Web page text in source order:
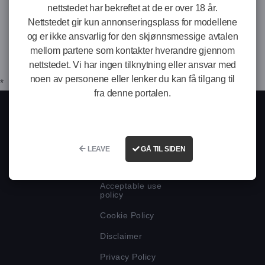
eskorte-jenter.comcontact form or send an email to
contact@wkads.com
This document was last updated on April 20, 2021
*
RESTRICTED TO ADULTS
Acceptable use
policy
Cookie Policy
Disclaimer
Privacy Policy
nettstedet har bekreftet at de er over 18 år.
Nettstedet gir kun annonseringsplass for modellene
og er ikke ansvarlig for den skjønnsmessige avtalen
mellom partene som kontakter hverandre gjennom
nettstedet. Vi har ingen tilknytning eller ansvar med
noen av personene eller lenker du kan få tilgang til
fra denne portalen.
LEAVE GÅ TIL SIDEN